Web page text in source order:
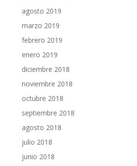
agosto 2019
marzo 2019
febrero 2019
enero 2019
diciembre 2018
noviembre 2018
octubre 2018
septiembre 2018
agosto 2018
julio 2018
junio 2018